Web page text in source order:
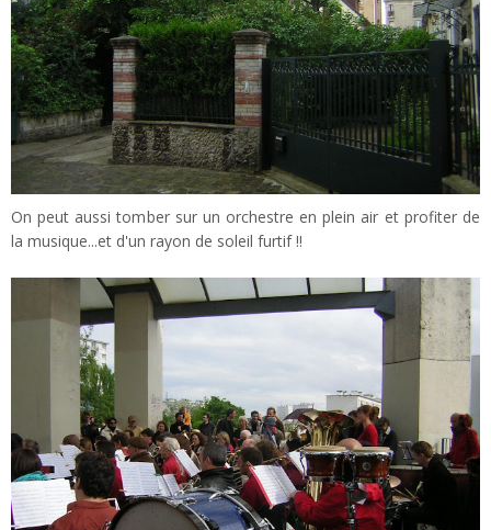
On peut aussi tomber sur un orchestre en plein air et profiter de
la musique...et d'un rayon de soleil furtif !!